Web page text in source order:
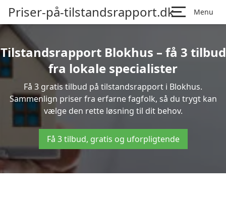
Priser-på-tilstandsrapport.dk Menu
Tilstandsrapport Blokhus – få 3 tilbud
fra lokale specialister
Få 3 gratis tilbud på tilstandsrapport i Blokhus.
Sammenlign priser fra erfarne fagfolk, så du trygt kan
vælge den rette løsning til dit behov.
Få 3 tilbud, gratis og uforpligtende